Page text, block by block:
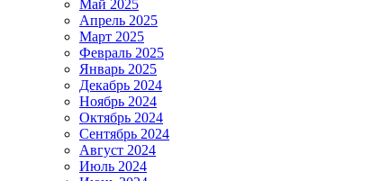
Май 2025
Апрель 2025
Март 2025
Февраль 2025
Январь 2025
Декабрь 2024
Ноябрь 2024
Октябрь 2024
Сентябрь 2024
Август 2024
Июль 2024